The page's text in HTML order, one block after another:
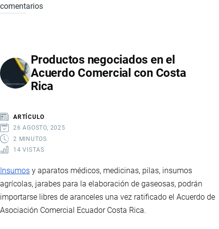
QUÉ
Y
COLOMBIA
NO
RESOLUCIÓN
DE
LA
DE
ELIMINAR
comentarios
Productos negociados en el
Acuerdo Comercial con Costa
Rica
ARTÍCULO
26 AGOSTO, 2025
2 MINUTOS
14 VISTAS
Insumos y aparatos médicos, medicinas, pilas, insumos
agrícolas, jarabes para la elaboración de gaseosas, podrán
importarse libres de aranceles una vez ratificado el Acuerdo de
Asociación Comercial Ecuador Costa Rica.